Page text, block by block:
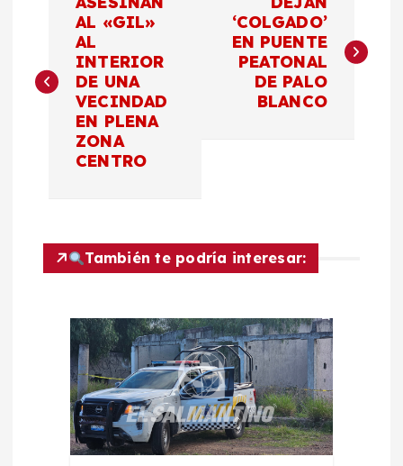
v
c
AL «GIL»
AL
INTERIOR
DE UNA
VECINDAD
EN PLENA
ZONA
CENTRO
‘COLGADO’
EN PUENTE
PEATONAL
DE PALO
BLANCO
También te podría interesar: